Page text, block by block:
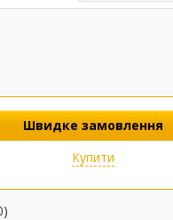
Швидке замовлення
Купити
)